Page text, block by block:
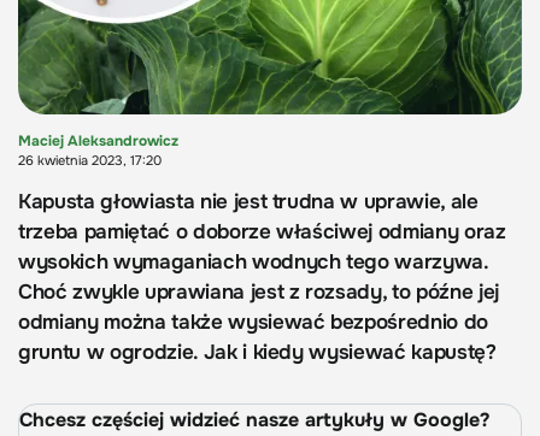
Maciej Aleksandrowicz
26 kwietnia 2023, 17:20
Kapusta głowiasta nie jest trudna w uprawie, ale
trzeba pamiętać o doborze właściwej odmiany oraz
wysokich wymaganiach wodnych tego warzywa.
Choć zwykle uprawiana jest z rozsady, to późne jej
odmiany można także wysiewać bezpośrednio do
gruntu w ogrodzie. Jak i kiedy wysiewać kapustę?
Chcesz częściej widzieć nasze artykuły w Google?